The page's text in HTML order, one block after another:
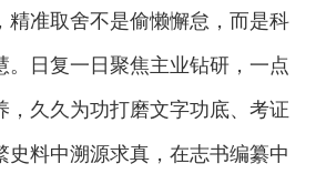
精准取舍不是偷懒懈怠，而是科
。日复一日聚焦主业钻研，一点
，久久为功打磨文字功底、考证
史料中溯源求真，在志书编纂中